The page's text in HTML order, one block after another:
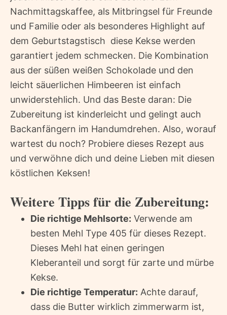
Nachmittagskaffee, als Mitbringsel für Freunde
und Familie oder als besonderes Highlight auf
dem Geburtstagstisch  diese Kekse werden
garantiert jedem schmecken. Die Kombination
aus der süßen weißen Schokolade und den
leicht säuerlichen Himbeeren ist einfach
unwiderstehlich. Und das Beste daran: Die
Zubereitung ist kinderleicht und gelingt auch
Backanfängern im Handumdrehen. Also, worauf
wartest du noch? Probiere dieses Rezept aus
und verwöhne dich und deine Lieben mit diesen
köstlichen Keksen!
Weitere Tipps für die Zubereitung:
Die richtige Mehlsorte: Verwende am
besten Mehl Type 405 für dieses Rezept.
Dieses Mehl hat einen geringen
Kleberanteil und sorgt für zarte und mürbe
Kekse.
Die richtige Temperatur: Achte darauf,
dass die Butter wirklich zimmerwarm ist,